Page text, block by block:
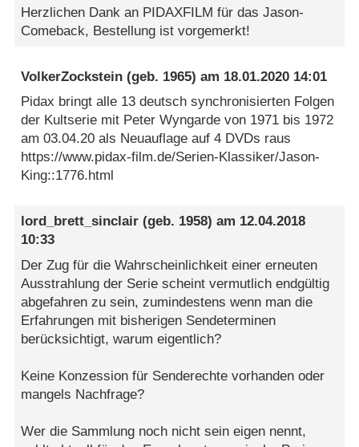
Herzlichen Dank an PIDAXFILM für das Jason-
Comeback, Bestellung ist vorgemerkt!
VolkerZockstein (geb. 1965) am 18.01.2020 14:01
Pidax bringt alle 13 deutsch synchronisierten Folgen
der Kultserie mit Peter Wyngarde von 1971 bis 1972
am 03.04.20 als Neuauflage auf 4 DVDs raus
https://www.pidax-film.de/Serien-Klassiker/Jason-
King::1776.html
lord_brett_sinclair (geb. 1958) am 12.04.2018
10:33
Der Zug für die Wahrscheinlichkeit einer erneuten
Ausstrahlung der Serie scheint vermutlich endgültig
abgefahren zu sein, zumindestens wenn man die
Erfahrungen mit bisherigen Sendeterminen
berücksichtigt, warum eigentlich?
Keine Konzession für Senderechte vorhanden oder
mangels Nachfrage?
Wer die Sammlung noch nicht sein eigen nennt,